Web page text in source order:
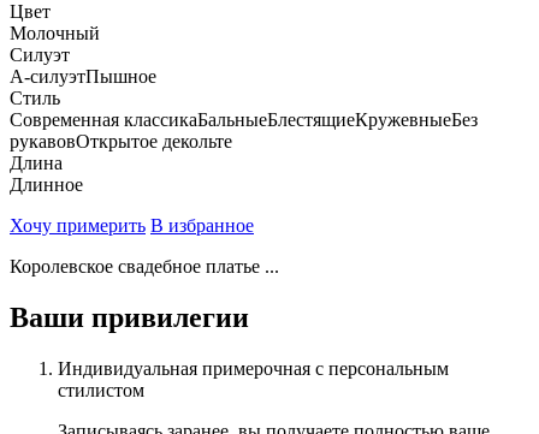
Цвет
Молочный
Силуэт
А-силуэтПышное
Стиль
Современная классикаБальныеБлестящиеКружевныеБез
рукавовОткрытое декольте
Длина
Длинное
Хочу примерить В избранное
Королевское свадебное платье ...
Ваши привилегии
Индивидуальная примерочная с персональным
стилистом